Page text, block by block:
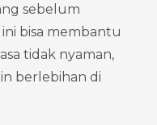
sebelum
bisa membantu
tidak nyaman,
berlebihan di